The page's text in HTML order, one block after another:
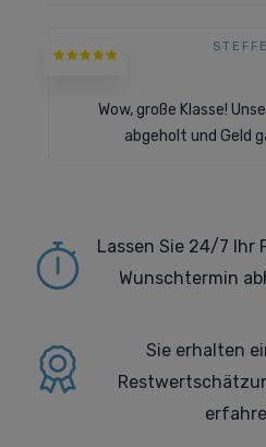
Wow, große Klasse!
abgeholt und Geld
Lassen Sie 24/7 Ihr
Wunschtermin
Sie erhalten